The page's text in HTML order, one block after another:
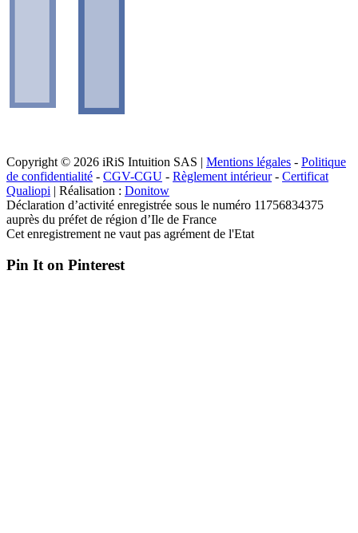
Copyright © 2026 iRiS Intuition SAS | Mentions légales - Politique
de confidentialité - CGV-CGU - Règlement intérieur- Certificat
Qualiopi | Réalisation : Donitow
Déclaration d’activité enregistrée sous le numéro 11756834375
auprès du préfet de région d’Ile de France
Cet enregistrement ne vaut pas agrément de l'Etat
Pin It on Pinterest